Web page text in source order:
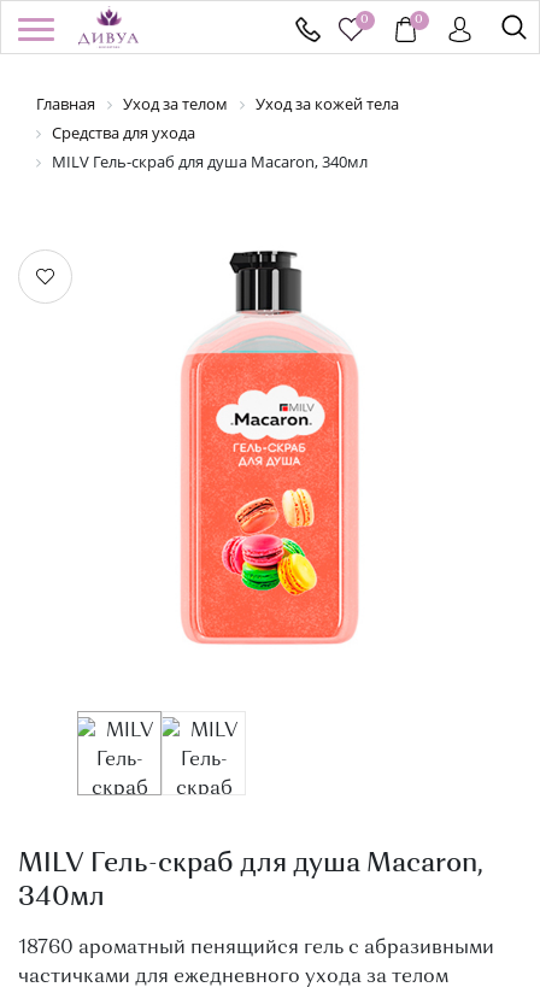
0 0
Войти / Регистрация
БРЕНДЫ
ПОДАРОЧНЫЕ СЕРТИФИКАТЫ
ДОСТАВКА И ОПЛАТА
Здравствуйте! Что вы ищете?
Главная Уход за телом
Уход за кожей тела
Средства для ухода
MILV Гель-скраб для душа Macaron, 340мл
MILV Гель-скраб для душа Macaron,
340мл
18760 ароматный пенящийся гель с абразивными
частичками для ежедневного ухода за телом